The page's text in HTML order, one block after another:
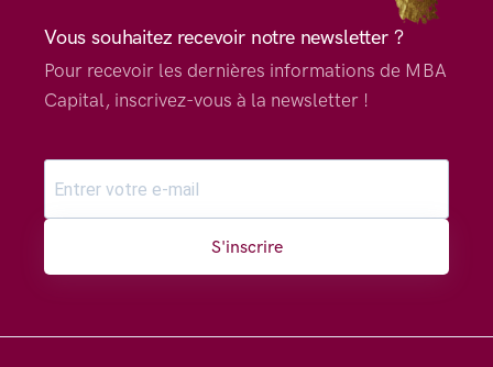
Vous souhaitez recevoir notre newsletter ?
Pour recevoir les dernières informations de MBA
Capital, inscrivez-vous à la newsletter !
S'inscrire